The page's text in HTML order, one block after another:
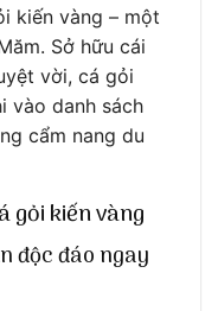
kiến vàng – một
Sở hữu cái
vời, cá gỏi
vào danh sách
cẩm nang du
gỏi kiến vàng
độc đáo ngay